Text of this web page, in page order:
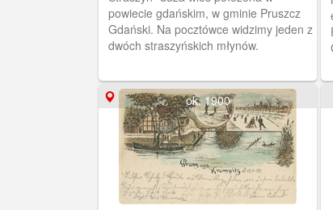
powiecie gdańskim, w gminie Pruszcz
Gdański. Na pocztówce widzimy jeden z
dwóch straszyńskich młynów.
ok. 1900